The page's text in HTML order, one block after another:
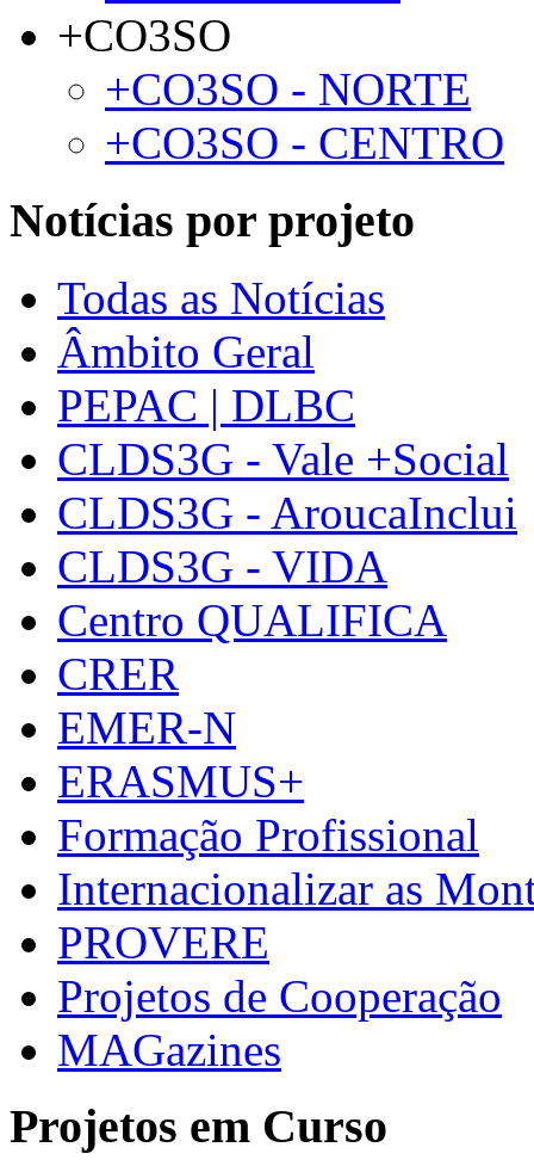
+CO3SO
+CO3SO - NORTE
+CO3SO - CENTRO
Notícias por projeto
Todas as Notícias
Âmbito Geral
PEPAC | DLBC
CLDS3G - Vale +Social
CLDS3G - AroucaInclui
CLDS3G - VIDA
Centro QUALIFICA
CRER
EMER-N
ERASMUS+
Formação Profissional
Internacionalizar as
PROVERE
Projetos de Cooperação
MAGazines
Projetos em Curso